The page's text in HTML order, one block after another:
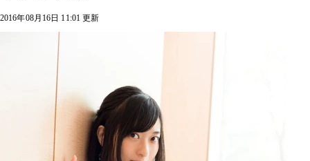
2016年08月16日 11:01 更新